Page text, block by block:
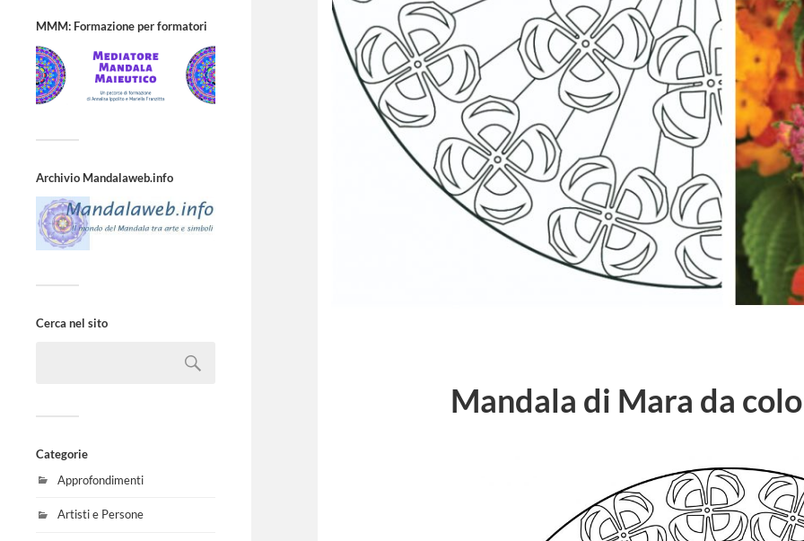
MMM: Formazione per formatori
Archivio Mandalaweb.info
Cerca nel sito
Categorie
Approfondimenti
Artisti e Persone
Mandala di Mara da